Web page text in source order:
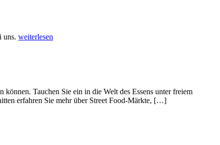
uns. weiterlesen
Tauchen Sie ein in die Welt des Essens unter freiem
erfahren Sie mehr über Street Food-Märkte, […]